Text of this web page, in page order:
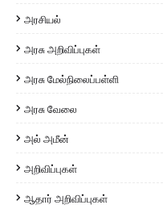
அரசியல்
அரசு அறிவிப்புகள்
அரசு மேல்நிலைப்பள்ளி
அரசு வேலை
அல் அமீன்
அறிவிப்புகள்
ஆதார் அறிவிப்புகள்